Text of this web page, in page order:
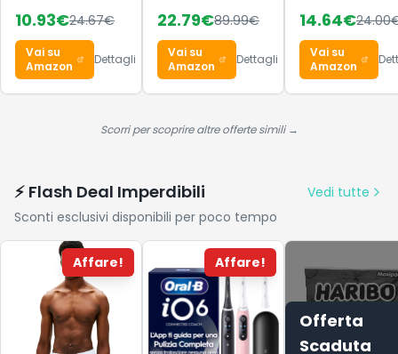
Argil'Protect
Freschezza
Cotone,
Confezione da
6 x 200 ml
10.93€24.67€
Vai su
Amazon
Dettagli
Bluetooth 5.4,
HiFi Stereo
Cuffie Wireless
22.79€89.99€
Vai su
Amazon
Dettagli
Infradito
14.64€24.00
Vai su
Amazon
Scorri per scoprire altre offerte simili →
⚡ Flash Deal Imperdibili
Vedi tutte
Sconti esclusivi disponibili per poco tempo
Affare! Affare!
Offerta
Scaduta